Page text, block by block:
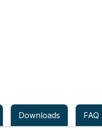
Downloads FAQ